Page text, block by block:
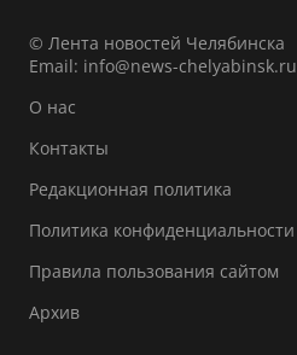
© Лента новостей Челябинска
Email: info@news-chelyabinsk.ru
О нас
Контакты
Редакционная политика
Политика конфиденциальности
Правила пользования сайтом
Архив